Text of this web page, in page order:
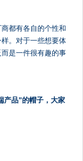
都有各自的个性和
。对于一些想要体
是一件很有趣的事
产品”的帽子，大家